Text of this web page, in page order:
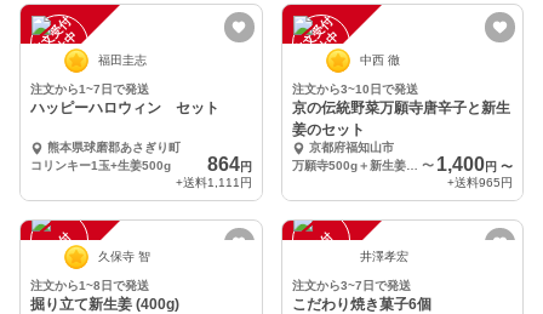
注
文
受
付
停
止
中 福田圭志
注文から1~7日で発送
ハッピーハロウィン セット
熊本県球磨郡あさぎり町
コリンキー1玉+生姜500g
864円
+送料1,111円
注
文
受
付
停
止
中 中西 徹
注文から3~10日で発送
京の伝統野菜万願寺唐辛子と新生
姜のセット
京都府福知山市
万願寺500g＋新生姜500g
〜 1,400円 〜
+送料965円
注
文
受
付
停
止
中 久保寺 智
注文から1~8日で発送
掘り立て新生姜 (400g)
注
文
受
付
停
止 井澤孝宏
注文から3~7日で発送
こだわり焼き菓子6個